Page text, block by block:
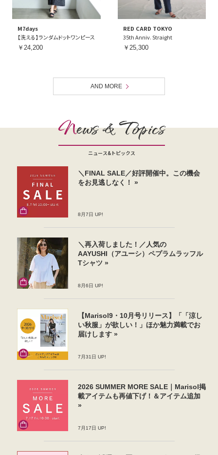
M7days
【洗える】ランダムドットワンピース
￥24,200
RED CARD TOKYO
35th Anniv. Straight
￥25,300
AND MORE
News & Topics
ニュース&トピックス